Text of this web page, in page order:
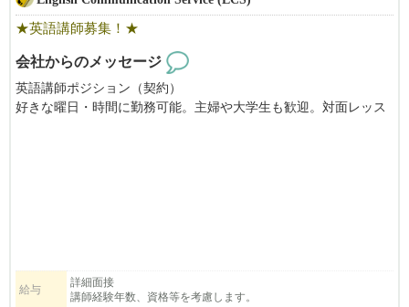
★英語講師募集！★
会社からのメッセージ
英語講師ポジション（契約）
好きな曜日・時間に勤務可能。主婦や大学生も歓迎。対面レッス
English Communication Service (ECS) is seeking dedicated English teac
hers who strive to help students reach their full potential while providing
給与
詳細面接
講師経験年数、資格等を考慮します。